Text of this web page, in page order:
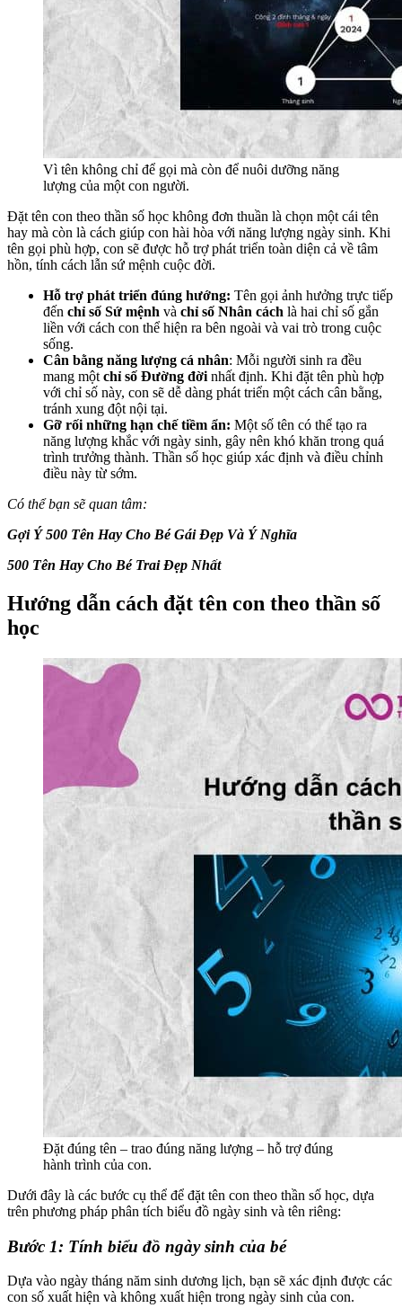
Vì tên không chỉ để gọi mà còn để nuôi dưỡng năng
lượng của một con người.
Đặt tên con theo thần số học không đơn thuần là chọn một cái tên
hay mà còn là cách giúp con hài hòa với năng lượng ngày sinh. Khi
tên gọi phù hợp, con sẽ được hỗ trợ phát triển toàn diện cả về tâm
hồn, tính cách lẫn sứ mệnh cuộc đời.
Hỗ trợ phát triển đúng hướng: Tên gọi ảnh hưởng trực tiếp
đến chỉ số Sứ mệnh và chỉ số Nhân cách là hai chỉ số gắn
liền với cách con thể hiện ra bên ngoài và vai trò trong cuộc
sống.
Cân bằng năng lượng cá nhân: Mỗi người sinh ra đều
mang một chỉ số Đường đời nhất định. Khi đặt tên phù hợp
với chỉ số này, con sẽ dễ dàng phát triển một cách cân bằng,
tránh xung đột nội tại.
Gỡ rối những hạn chế tiềm ẩn: Một số tên có thể tạo ra
năng lượng khắc với ngày sinh, gây nên khó khăn trong quá
trình trưởng thành. Thần số học giúp xác định và điều chỉnh
điều này từ sớm.
Có thể bạn sẽ quan tâm:
Gợi Ý 500 Tên Hay Cho Bé Gái Đẹp Và Ý Nghĩa
500 Tên Hay Cho Bé Trai Đẹp Nhất
Hướng dẫn cách đặt tên con theo thần số
học
Đặt đúng tên – trao đúng năng lượng – hỗ trợ đúng
hành trình của con.
Dưới đây là các bước cụ thể để đặt tên con theo thần số học, dựa
trên phương pháp phân tích biểu đồ ngày sinh và tên riêng:
Bước 1: Tính biểu đồ ngày sinh của bé
Dựa vào ngày tháng năm sinh dương lịch, bạn sẽ xác định được các
con số xuất hiện và không xuất hiện trong ngày sinh của con.